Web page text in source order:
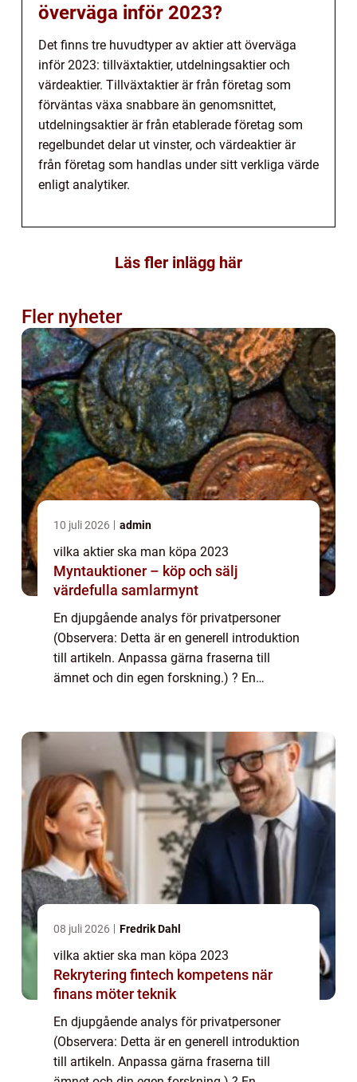
överväga inför 2023?
Det finns tre huvudtyper av aktier att överväga
inför 2023: tillväxtaktier, utdelningsaktier och
värdeaktier. Tillväxtaktier är från företag som
förväntas växa snabbare än genomsnittet,
utdelningsaktier är från etablerade företag som
regelbundet delar ut vinster, och värdeaktier är
från företag som handlas under sitt verkliga värde
enligt analytiker.
Läs fler inlägg här
Fler nyheter
10 juli 2026 admin
vilka aktier ska man köpa 2023
Myntauktioner – köp och sälj
värdefulla samlarmynt
En djupgående analys för privatpersoner
(Observera: Detta är en generell introduktion
till artikeln. Anpassa gärna fraserna till
ämnet och din egen forskning.) ? En
08 juli 2026 Fredrik Dahl
vilka aktier ska man köpa 2023
Rekrytering fintech kompetens när
finans möter teknik
En djupgående analys för privatpersoner
(Observera: Detta är en generell introduktion
till artikeln. Anpassa gärna fraserna till